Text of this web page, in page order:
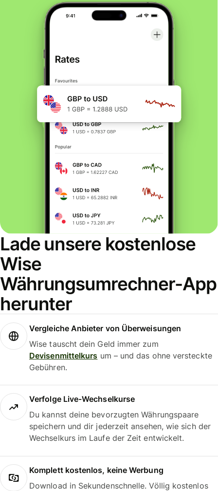
Lade unsere kostenlose
Wise
Währungsumrechner-App
herunter
Vergleiche Anbieter von Überweisungen
Wise tauscht dein Geld immer zum
Devisenmittelkurs um – und das ohne versteckte
Gebühren.
Verfolge Live-Wechselkurse
Du kannst deine bevorzugten Währungspaare
speichern und dir jederzeit ansehen, wie sich der
Wechselkurs im Laufe der Zeit entwickelt.
Komplett kostenlos, keine Werbung
Download in Sekundenschnelle. Völlig kostenlos